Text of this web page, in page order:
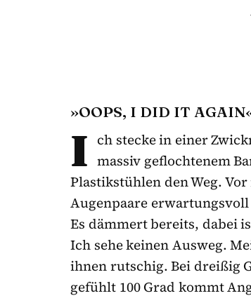
»OOPS, I DID IT
I ch stecke in einer
massiv geflochtenem
Plastikstühlen den Weg.
Augenpaare
Es dämmert bereits, dabei
Ich sehe keinen Ausweg.
ihnen rutschig. Bei dreißig
gefühlt 100 Grad kommt